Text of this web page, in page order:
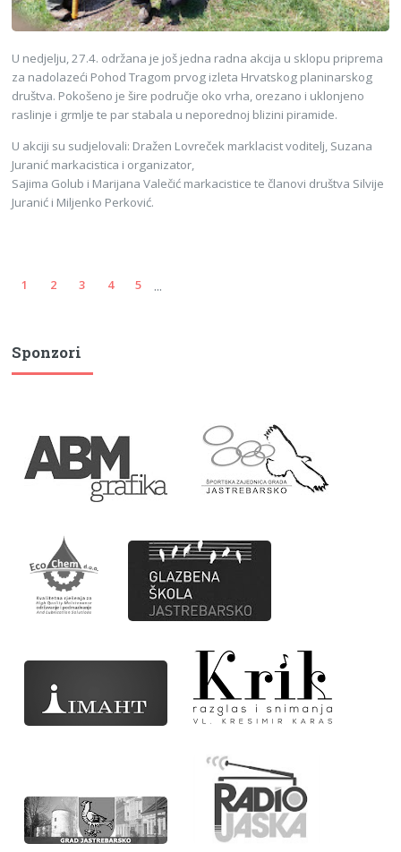
U nedjelju, 27.4. održana je još jedna radna akcija u sklopu priprema
za nadolazeći Pohod Tragom prvog izleta Hrvatskog planinarskog
društva. Pokošeno je šire područje oko vrha, orezano i uklonjeno
raslinje i grmlje te par stabala u neporednoj blizini piramide.
U akciji su sudjelovali: Dražen Lovreček marklacist voditelj, Suzana
Juranić markacistica i organizator,
Sajima Golub i Marijana Valečić markacistice te članovi društva Silvije
Juranić i Miljenko Perković.
1 2 3 4 5 ...
Sponzori